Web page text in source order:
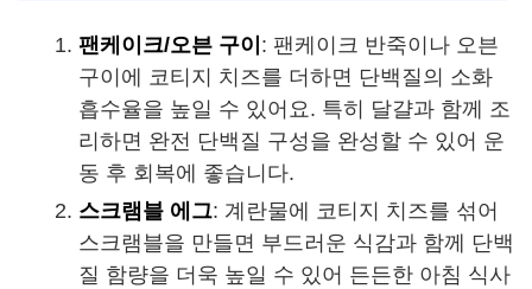
팬케이크/오븐 구이 : 팬케이크 반죽이나 오븐
구이에 코티지 치즈를 더하면 단백질의 소화
흡수율을 높일 수 있어요. 특히 달걀과 함께 조
리하면 완전 단백질 구성을 완성할 수 있어 운
동 후 회복에 좋습니다.
스크램블 에그: 계란물에 코티지 치즈를 섞어
스크램블을 만들면 부드러운 식감과 함께 단백
질 함량을 더욱 높일 수 있어 든든한 아침 식사